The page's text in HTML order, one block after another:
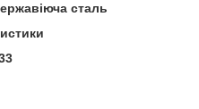
сталь